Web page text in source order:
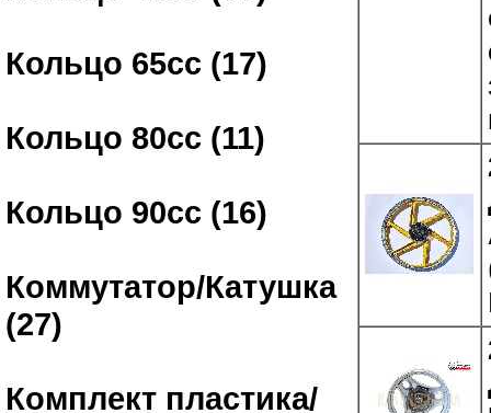
Кольцо 65сс (17)
Кольцо 80сс (11)
Кольцо 90сс (16)
Коммутатор/Катушка
(27)
Комплект пластика/